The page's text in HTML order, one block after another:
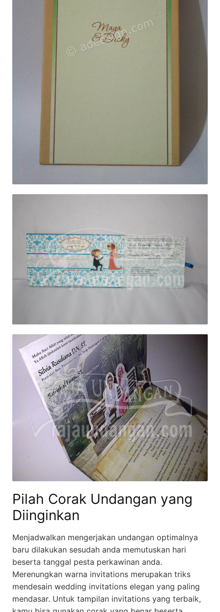
Pilah Corak Undangan yang
Diinginkan
Menjadwalkan mengerjakan undangan optimalnya
baru dilakukan sesudah anda memutuskan hari
beserta tanggal pesta perkawinan anda.
Merenungkan warna invitations merupakan triks
mendesain wedding invitations elegan yang paling
mendasar. Untuk tampilan invitations yang terbaik,